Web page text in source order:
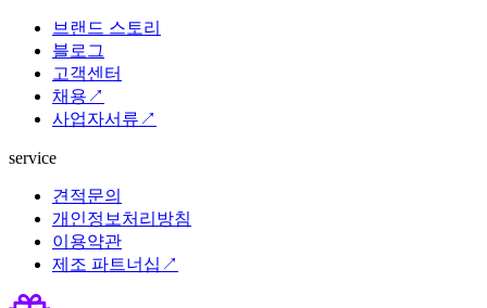
브랜드 스토리
블로그
고객센터
채용↗
사업자서류↗
service
견적문의
개인정보처리방침
이용약관
제조 파트너십↗